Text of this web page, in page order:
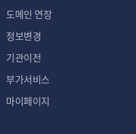
도메인 연장
정보변경
기관이전
부가서비스
마이페이지